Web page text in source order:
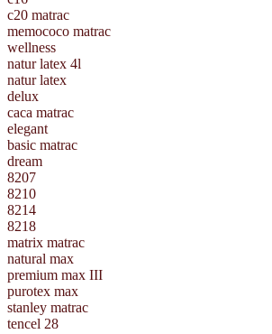
c20 matrac
memococo matrac
wellness
natur latex 4l
natur latex
delux
caca matrac
elegant
basic matrac
dream
8207
8210
8214
8218
matrix matrac
natural max
premium max III
purotex max
stanley matrac
tencel 28